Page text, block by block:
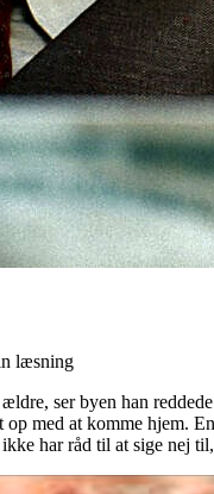
læsning
ser byen han
med at komme hjem.
har råd til at sige nej